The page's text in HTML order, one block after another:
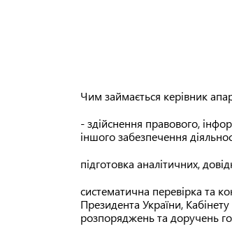
Чим займається керівник
- здійснення правового,
іншого забезпечення
підготовка аналітичних,
систематична перевірка та
Президента України,
розпоряджень та доручень